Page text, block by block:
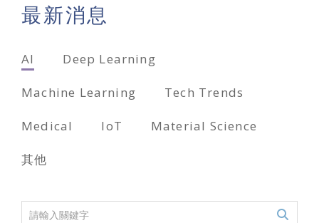
最新消息
AI Deep Learning
Machine Learning Tech Trends
Medical IoT Material Science
其他